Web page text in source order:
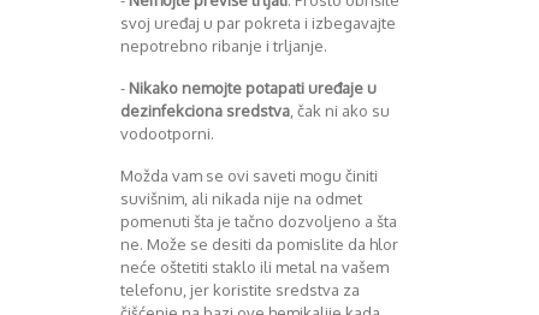
svoj uređaj u par pokreta i izbegavajte
nepotrebno ribanje i trljanje.
- Nikako nemojte potapati uređaje u
dezinfekciona sredstva, čak ni ako su
vodootporni.
Možda vam se ovi saveti mogu činiti
suvišnim, ali nikada nije na odmet
pomenuti šta je tačno dozvoljeno a šta
ne. Može se desiti da pomislite da hlor
neće oštetiti staklo ili metal na vašem
telefonu, jer koristite sredstva za